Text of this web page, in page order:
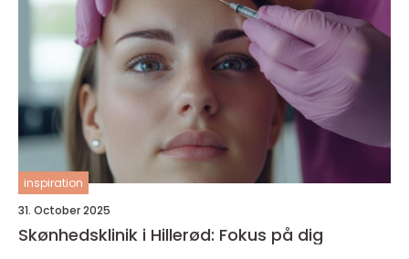
inspiration
31. October 2025
Skønhedsklinik i Hillerød: Fokus på dig